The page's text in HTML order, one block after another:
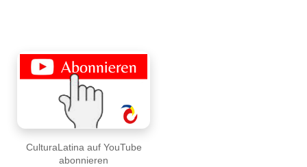
CulturaLatina auf YouTube
abonnieren